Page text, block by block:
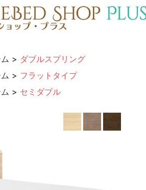
> ダブルスプリング
> フラットタイプ
> セミダブル